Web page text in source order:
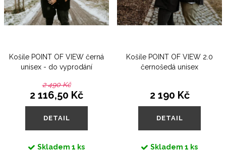
r
o
u
s
p
oKošile POINT OF VIEW černá
unisex - do vyprodání
2 490 Kč
2 116,50 Kč
DETAIL
Skladem 1 ks
Košile POINT OF VIEW 2.0
černošedá unisex
2 190 Kč
DETAIL
Skladem 1 ks